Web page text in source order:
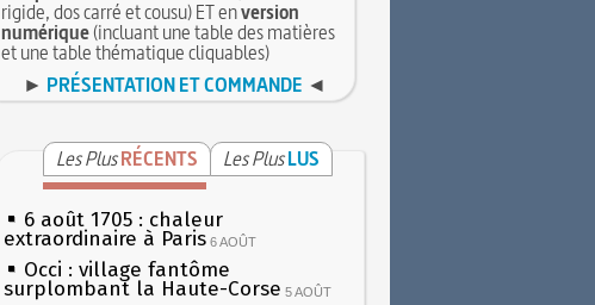
rigide, dos carré et cousu) ET enversion
numérique(incluant une table des matières
et une table thématique cliquables)
► PRÉSENTATION ET COMMANDE ◄
Les Plus RÉCENTS Les Plus LUS
6 août 1705 : chaleur
extraordinaire à Paris 6 AOÛT
Occi : village fantôme
surplombant la Haute-Corse 5 AOÛT